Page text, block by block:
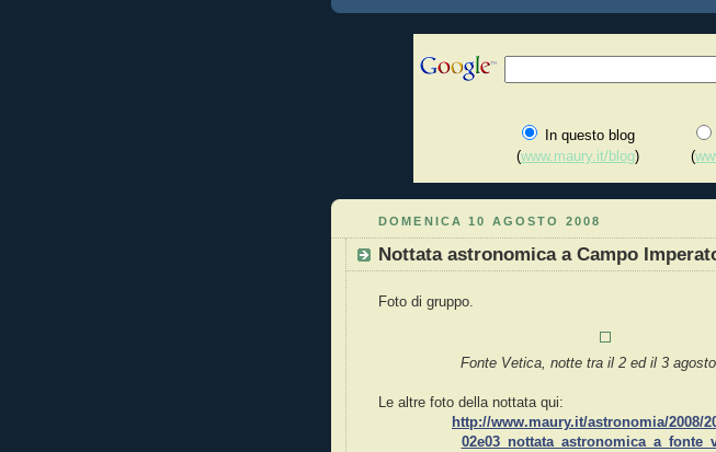
In questo blog
(www.maury.it/blog)
(
DOMENICA 10 AGOSTO 2008
Nottata astronomica a Campo
Foto di gruppo.
Fonte Vetica, notte tra il 2 ed il 3
Le altre foto della nottata qui:
http://www.maury.it/astronomia/2008/